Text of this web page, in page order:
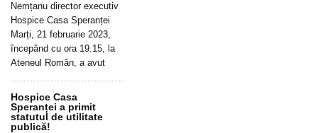
Nemțanu director executiv
Hospice Casa Speranței
Marți, 21 februarie 2023,
începând cu ora 19.15, la
Ateneul Român, a avut
Hospice Casa
Speranței a primit
statutul de utilitate
publică!